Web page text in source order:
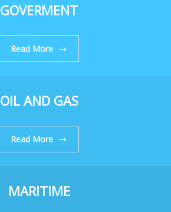
GOVERMENT
Read More
OIL AND GAS
Read More
MARITIME